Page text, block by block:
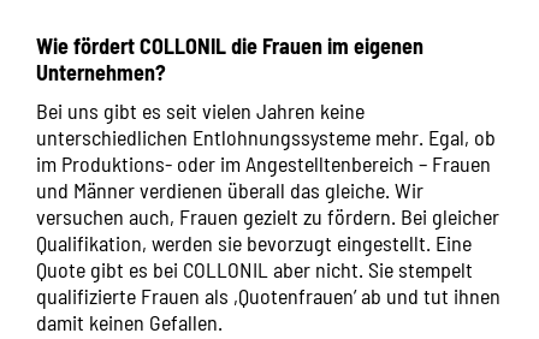
Wie fördert COLLONIL die Frauen im eigenen
Unternehmen?
Bei uns gibt es seit vielen Jahren keine
unterschiedlichen Entlohnungssysteme mehr. Egal, ob
im Produktions- oder im Angestelltenbereich – Frauen
und Männer verdienen überall das gleiche. Wir
versuchen auch, Frauen gezielt zu fördern. Bei gleicher
Qualifikation, werden sie bevorzugt eingestellt. Eine
Quote gibt es bei COLLONIL aber nicht. Sie stempelt
qualifizierte Frauen als ,Quotenfrauen’ ab und tut ihnen
damit keinen Gefallen.